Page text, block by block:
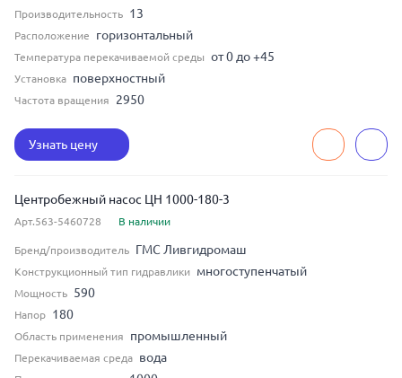
Производительность 13
Расположение горизонтальный
Температура перекачиваемой среды от 0 до +45
Установка поверхностный
Частота вращения 2950
Узнать цену
Центробежный насос ЦН 1000-180-3
Арт.563-5460728 В наличии
Бренд/производитель ГМС Ливгидромаш
Конструкционный тип гидравлики многоступенчатый
Мощность 590
Напор 180
Область применения промышленный
Перекачиваемая среда вода